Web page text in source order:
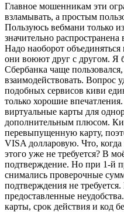
Главное мошенникам эти
взламывать, а простым
Пользуюсь вебмани только
значительно
Надо наоборот объединяться
они воюют друг с другом. Я
Сбербанка чаще
взаимодействовать. Вопрос
подобных сервисов киви
только хорошие
виртуальные карты для
дополнительным плюсом.
перевыпущенную карту,
VISA долларовую. Что,
этого уже не требуется? В
подтверждение. Но при 1-й
снимались проверочные
подтверждения не
предоставленные
карты, срок действия и код